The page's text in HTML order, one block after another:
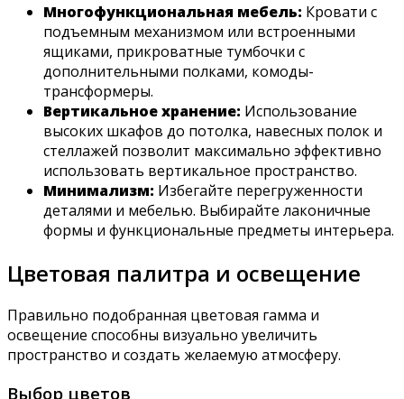
Многофункциональная мебель: Кровати с
подъемным механизмом или встроенными
ящиками, прикроватные тумбочки с
дополнительными полками, комоды-
трансформеры.
Вертикальное хранение: Использование
высоких шкафов до потолка, навесных полок и
стеллажей позволит максимально эффективно
использовать вертикальное пространство.
Минимализм: Избегайте перегруженности
деталями и мебелью. Выбирайте лаконичные
формы и функциональные предметы интерьера.
Цветовая палитра и освещение
Правильно подобранная цветовая гамма и
освещение способны визуально увеличить
пространство и создать желаемую атмосферу.
Выбор цветов